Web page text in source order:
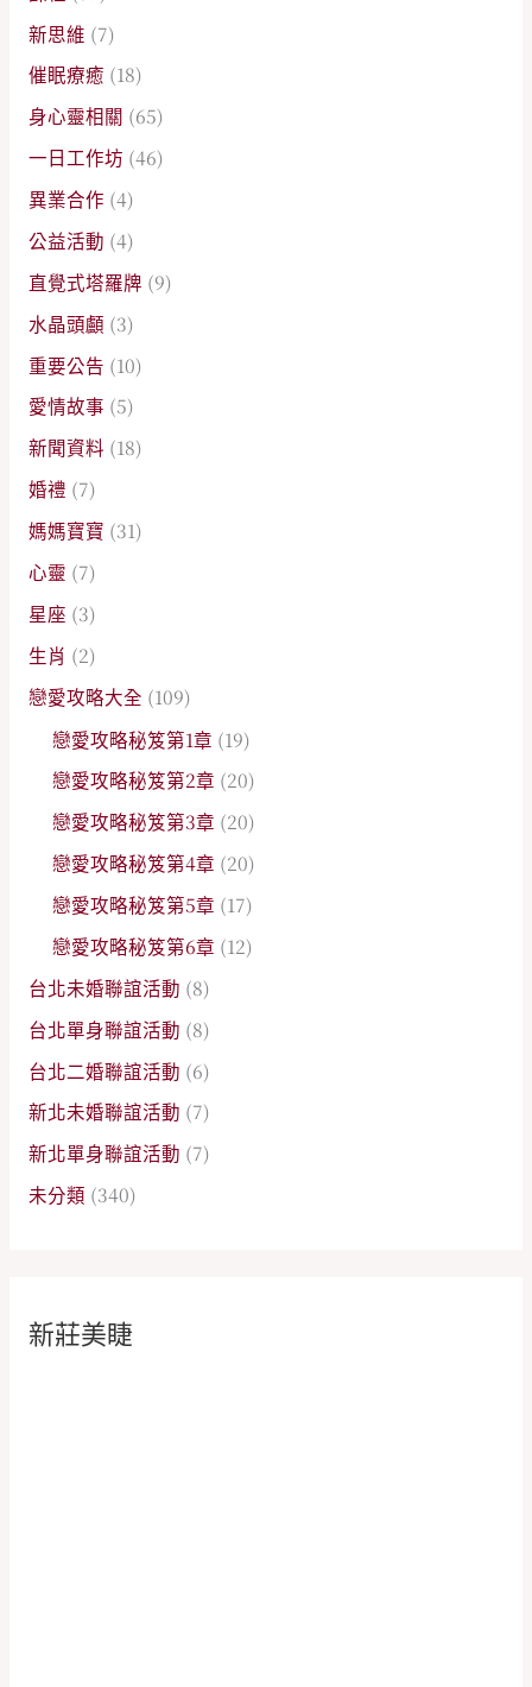
新思維 (7)
催眠療癒 (18)
身心靈相關 (65)
一日工作坊 (46)
異業合作 (4)
公益活動 (4)
直覺式塔羅牌 (9)
水晶頭顱 (3)
重要公告 (10)
愛情故事 (5)
新聞資料 (18)
婚禮 (7)
媽媽寶寶 (31)
心靈 (7)
星座 (3)
生肖 (2)
戀愛攻略大全 (109)
戀愛攻略秘笈第1章 (19)
戀愛攻略秘笈第2章 (20)
戀愛攻略秘笈第3章 (20)
戀愛攻略秘笈第4章 (20)
戀愛攻略秘笈第5章 (17)
戀愛攻略秘笈第6章 (12)
台北未婚聯誼活動 (8)
台北單身聯誼活動 (8)
台北二婚聯誼活動 (6)
新北未婚聯誼活動 (7)
新北單身聯誼活動 (7)
未分類 (340)
新莊美睫